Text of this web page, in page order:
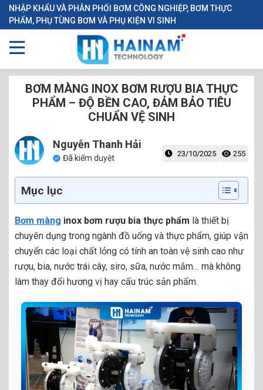
NHẬP KHẨU VÀ PHÂN PHỐI BƠM CÔNG NGHIỆP, BƠM THỰC
PHẨM, PHỤ TÙNG BƠM VÀ PHỤ KIỆN VI SINH
BƠM MÀNG INOX BƠM RƯỢU BIA THỰC
PHẨM – ĐỘ BỀN CAO, ĐẢM BẢO TIÊU
CHUẨN VỆ SINH
Nguyễn Thanh Hải
Đã kiểm duyệt 23/10/2025 255
Mục lục
Bơm màng inox bơm rượu bia thực phẩm là thiết bị
chuyên dụng trong ngành đồ uống và thực phẩm, giúp vận
chuyển các loại chất lỏng có tính an toàn vệ sinh cao như
rượu, bia, nước trái cây, siro, sữa, nước mắm… mà không
làm thay đổi hương vị hay cấu trúc sản phẩm.